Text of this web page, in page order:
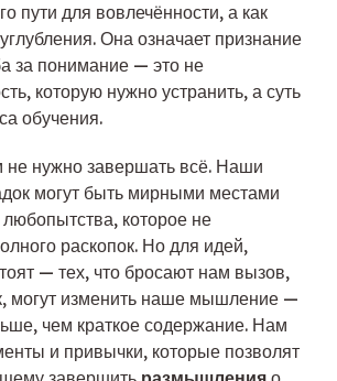
пути для вовлечённости, а как
Она означает признание
за понимание — это не
которую нужно устранить, а суть
обучения.
нужно завершать всё. Наши
могут быть мирными местами
которое не
раскопок. Но для идей,
— тех, что бросают нам вызов,
могут изменить наше мышление —
чем краткое содержание. Нам
и привычки, которые позволят